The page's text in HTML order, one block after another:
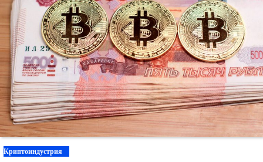
Криптоиндустрия